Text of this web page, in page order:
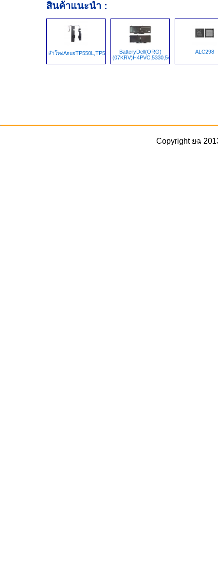
สินค้าแนะนำ :
ลำโพงAsusTP550L,TP550M,
BatteryDell(ORG)
(07KRV)H4PVC,5330,5430,5530,7330,7430,
ALC298
Copyright ยฉ